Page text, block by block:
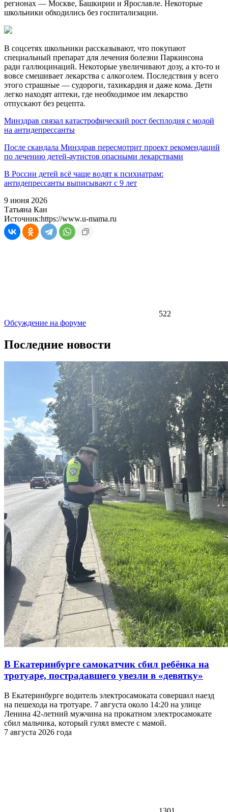
регионах — Москве, Башкирии и Ярославле. Некоторые
школьники обходились без госпитализации.
В соцсетях школьники рассказывают, что покупают
специальный препарат для лечения болезни Паркинсона
ради галлюцинаций. Некоторые увеличивают дозу, а кто-то и
вовсе смешивает лекарства с алкоголем. Последствия у всего
этого страшные — судороги, тахикардия и даже кома. Дети
легко находят аптеки, где необходимое им лекарство
отпускают без рецепта.
Минздрав связал катастрофический рост бесплодия с модой
на антидепрессанты
После скандала Минздрав пересмотрит проект рекомендаций
по лечению детей-аутистов опасными лекарствами
В России детей всё чаще водят к психиатрам:
антидепрессанты выписывают с 9 лет
9 июня 2026
Татьяна Кан
Источник:https://www.u-mama.ru
522
Обсуждение на форуме
Последние новости
В Екатеринбурге самокатчик сбил ребёнка на
тротуаре, пострадавшего увезли в «девятку»
В Екатеринбурге водитель электросамоката совершил наезд
на пешехода на тротуаре. 7 августа около 14:20 на улице
Ленина 42-летний мужчина на прокатном электросамокате
сбил мальчика, который гулял вместе с мамой.
7 августа 2026 года